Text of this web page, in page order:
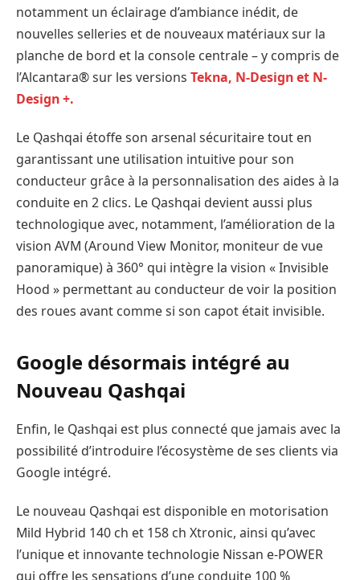
notamment un éclairage d’ambiance inédit, de
nouvelles selleries et de nouveaux matériaux sur la
planche de bord et la console centrale – y compris de
l’Alcantara® sur les versions Tekna, N-Design et N-
Design +.
Le Qashqai étoffe son arsenal sécuritaire tout en
garantissant une utilisation intuitive pour son
conducteur grâce à la personnalisation des aides à la
conduite en 2 clics. Le Qashqai devient aussi plus
technologique avec, notamment, l’amélioration de la
vision AVM (Around View Monitor, moniteur de vue
panoramique) à 360° qui intègre la vision « Invisible
Hood » permettant au conducteur de voir la position
des roues avant comme si son capot était invisible.
Google désormais intégré au
Nouveau Qashqai
Enfin, le Qashqai est plus connecté que jamais avec la
possibilité d’introduire l’écosystème de ses clients via
Google intégré.
Le nouveau Qashqai est disponible en motorisation
Mild Hybrid 140 ch et 158 ch Xtronic, ainsi qu’avec
l’unique et innovante technologie Nissan e-POWER
qui offre les sensations d’une conduite 100 %